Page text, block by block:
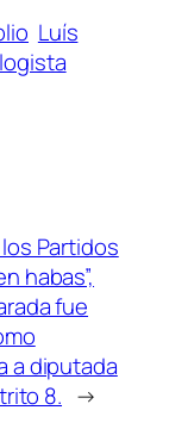
Luís
Partidos
habas”,
fue
a diputada
8. →